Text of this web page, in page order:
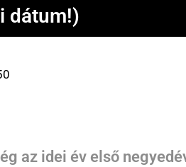
dátum!)
az idei év első